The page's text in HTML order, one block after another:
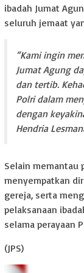
ibadah Jumat
seluruh jemaat
“Kami ingin
Jumat Agung
dan tertib.
Polri dalam
dengan
Hendria
Selain memantau
menyempatkan
gereja, serta
pelaksanaan
selama perayaan
(JPS)